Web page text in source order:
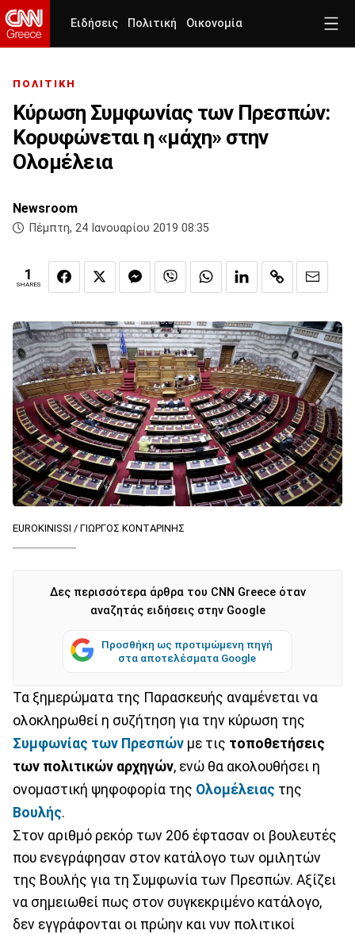
Ειδήσεις Πολιτική Οικονομία
ΠΟΛΙΤΙΚΗ
Κύρωση Συμφωνίας των Πρεσπών:
Kορυφώνεται η «μάχη» στην
Ολομέλεια
Newsroom
Πέμπτη, 24 Ιανουαρίου 2019 08:35
1
SHARES
EUROKINISSI / ΓΙΩΡΓΟΣ ΚΟΝΤΑΡΙΝΗΣ
Δες περισσότερα άρθρα του CNN Greece όταν
αναζητάς ειδήσεις στην Google
Προσθήκη ως προτιμώμενη πηγή
στα αποτελέσματα Google
Τα ξημερώματα της Παρασκευής αναμένεται να
ολοκληρωθεί η συζήτηση για την κύρωση της
Συμφωνίας των Πρεσπών με τις τοποθετήσεις
των πολιτικών αρχηγών, ενώ θα ακολουθήσει η
ονομαστική ψηφοφορία της Ολομέλειας της
Βουλής.
Στον αριθμό ρεκόρ των 206 έφτασαν οι βουλευτές
που ενεγράφησαν στον κατάλογο των ομιλητών
της Βουλής για τη Συμφωνία των Πρεσπών. Αξίζει
να σημειωθεί πως στον συγκεκριμένο κατάλογο,
δεν εγγράφονται οι πρώην και νυν πολιτικοί